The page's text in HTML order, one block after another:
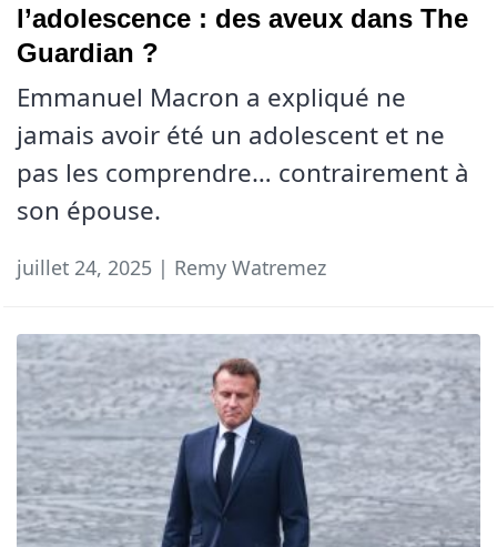
l’adolescence : des aveux dans The
Guardian ?
Emmanuel Macron a expliqué ne
jamais avoir été un adolescent et ne
pas les comprendre… contrairement à
son épouse.
juillet 24, 2025 | Remy Watremez